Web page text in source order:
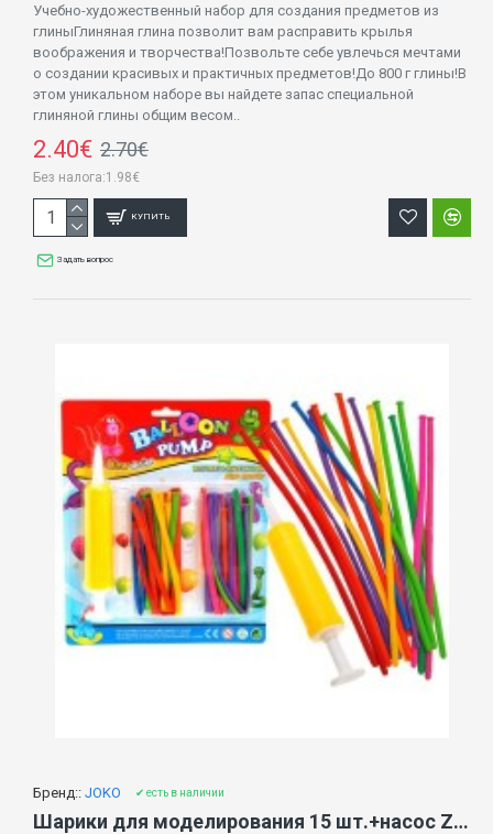
Учебно-художественный набор для создания предметов из
глиныГлиняная глина позволит вам расправить крылья
воображения и творчества!Позвольте себе увлечься мечтами
о создании красивых и практичных предметов!До 800 г глины!В
этом уникальном наборе вы найдете запас специальной
глиняной глины общим весом..
2.40€ 2.70€
Без налога:1.98€
КУПИТЬ
Задать вопрос
Бренд:: JOKO ✔ есть в наличии
Шарики для моделирования 15 шт.+насос ZA1546